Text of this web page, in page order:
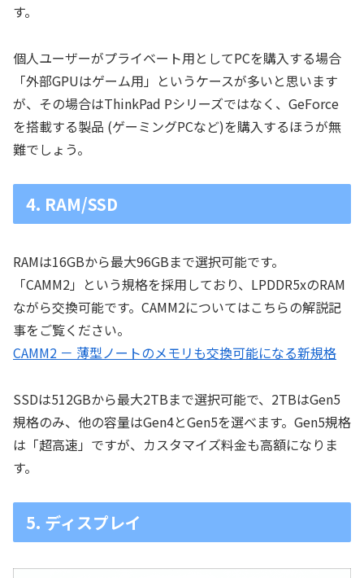
す。
個人ユーザーがプライベート用としてPCを購入する場合
「外部GPUはゲーム用」というケースが多いと思います
が、その場合はThinkPad Pシリーズではなく、GeForce
を搭載する製品 (ゲーミングPCなど)を購入するほうが無
難でしょう。
4. RAM/SSD
RAMは16GBから最大96GBまで選択可能です。
「CAMM2」という規格を採用しており、LPDDR5xのRAM
ながら交換可能です。CAMM2についてはこちらの解説記
事をご覧ください。
CAMM2 － 薄型ノートのメモリも交換可能になる新規格
SSDは512GBから最大2TBまで選択可能で、2TBはGen5
規格のみ、他の容量はGen4とGen5を選べます。Gen5規格
は「超高速」ですが、カスタマイズ料金も高額になりま
す。
5. ディスプレイ